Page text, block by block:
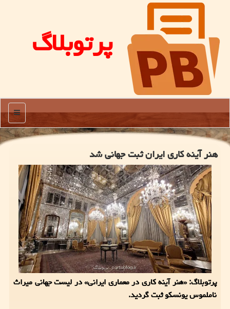
پرتوبلاگ
منو
هنر آینه کاری ایران ثبت جهانی شد
پرتوبلاگ: «هنر آینه کاری در معماری ایرانی» در لیست جهانی میراث
ناملموس یونسکو ثبت گردید.